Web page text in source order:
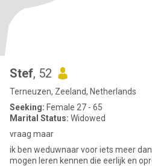
Stef, 52
Terneuzen, Zeeland, Netherlands
Seeking: Female 27 - 65
Marital Status: Widowed
vraag maar
ik ben weduwnaar voor iets meer
mogen leren kennen die eerlijk en